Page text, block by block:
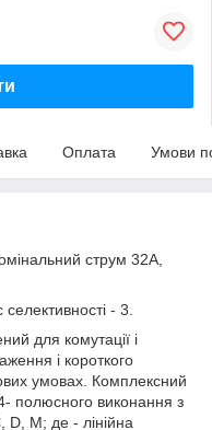
Оплата Умови
струм 32А,
- 3.
для комутації і
і короткого
умовах. Комплексний
полюсного виконання з
D, М; де - лінійна